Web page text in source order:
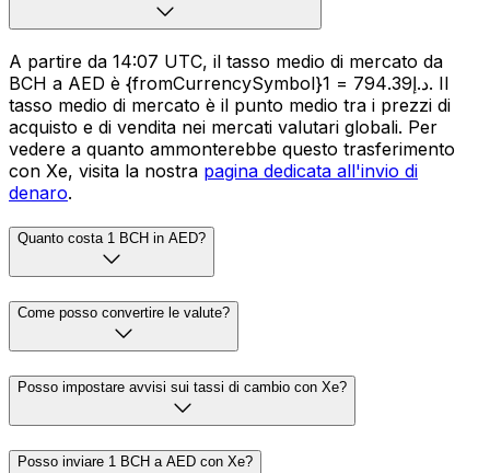
A partire da 14:07 UTC, il tasso medio di mercato da
BCH a AED è {fromCurrencySymbol}1 = د.إ794.39. Il
tasso medio di mercato è il punto medio tra i prezzi di
acquisto e di vendita nei mercati valutari globali. Per
vedere a quanto ammonterebbe questo trasferimento
con Xe, visita la nostra pagina dedicata all'invio di
denaro.
Quanto costa 1 BCH in AED?
Come posso convertire le valute?
Posso impostare avvisi sui tassi di cambio con Xe?
Posso inviare 1 BCH a AED con Xe?